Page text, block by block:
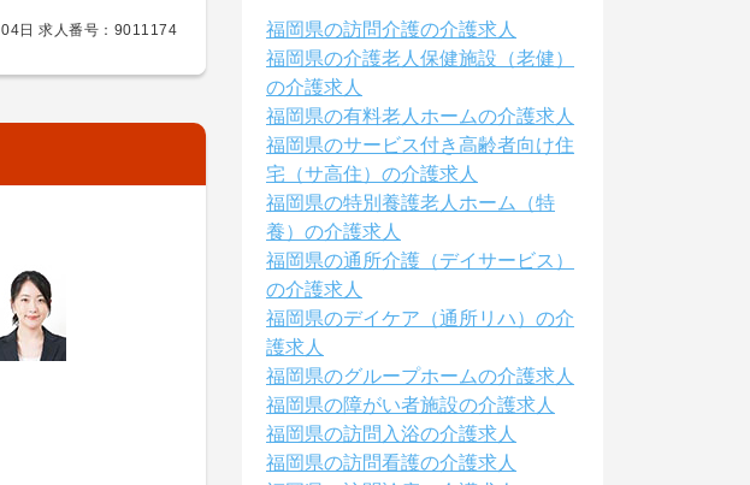
日 求人番号：9011174
福岡県の訪問介護の介護求人
福岡県の介護老人保健施設（老健）
の介護求人
福岡県の有料老人ホームの介護求人
福岡県のサービス付き高齢者向け住
宅（サ高住）の介護求人
福岡県の特別養護老人ホーム（特
養）の介護求人
福岡県の通所介護（デイサービス）
の介護求人
福岡県のデイケア（通所リハ）の介
護求人
福岡県のグループホームの介護求人
福岡県の障がい者施設の介護求人
福岡県の訪問入浴の介護求人
福岡県の訪問看護の介護求人